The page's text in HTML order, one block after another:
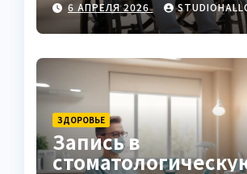
6 АПРЕЛЯ 2026
ЗДОРОВЬЕ
Запись в